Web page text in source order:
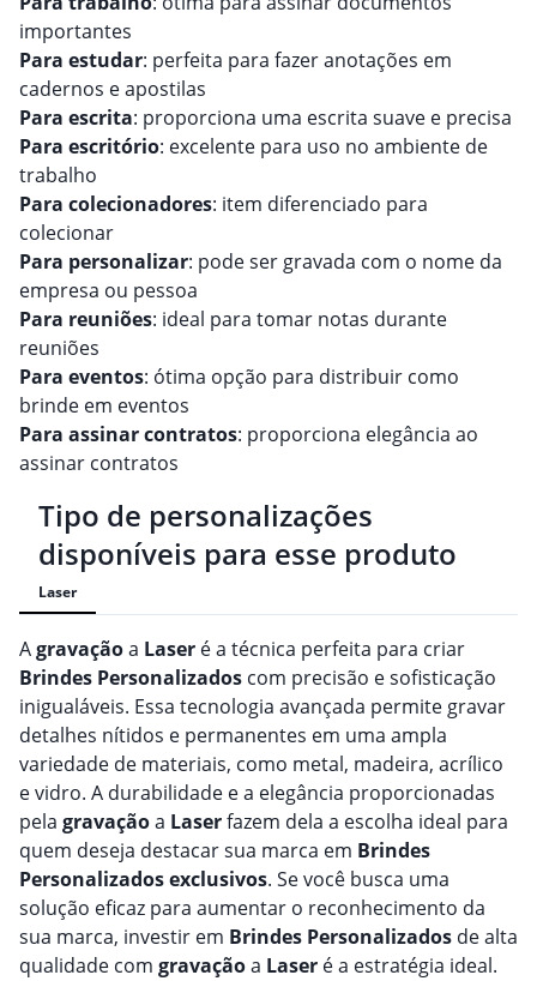
importantes
Para estudar: perfeita para fazer anotações em
cadernos e apostilas
Para escrita: proporciona uma escrita suave e precisa
Para escritório: excelente para uso no ambiente de
trabalho
Para colecionadores: item diferenciado para
colecionar
Para personalizar: pode ser gravada com o nome da
empresa ou pessoa
Para reuniões: ideal para tomar notas durante
reuniões
Para eventos: ótima opção para distribuir como
brinde em eventos
Para assinar contratos: proporciona elegância ao
assinar contratos
Tipo de personalizações
disponíveis para esse produto
Laser
Agravaçãoa Laser é a técnica perfeita para criar
Brindes Personalizados com precisão e sofisticação
inigualáveis. Essa tecnologia avançada permite gravar
detalhes nítidos e permanentes em uma ampla
variedade de materiais, como metal, madeira, acrílico
e vidro. A durabilidade e a elegância proporcionadas
pela gravaçãoa Laserfazem dela a escolha ideal para
quem deseja destacar sua marca em Brindes
Personalizadosexclusivos. Se você busca uma
solução eficaz para aumentar o reconhecimento da
sua marca, investir em Brindes Personalizados de alta
qualidade com gravaçãoa Laser é a estratégia ideal.